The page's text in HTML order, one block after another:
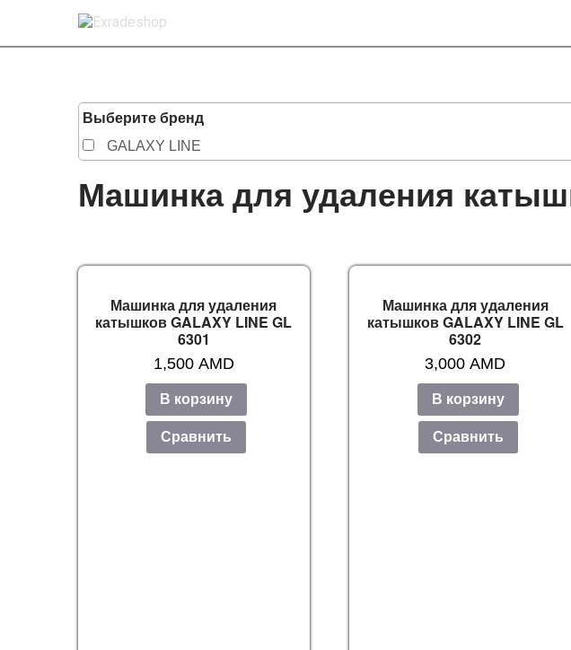
Выберите бренд
GALAXY LINE
Машинка для удаления
Машинка для удаления
катышков GALAXY LINE GL
6301
1,500 AMD
В корзину
Сравнить
Машинка для удаления
катышков GALAXY LINE GL
6302
3,000AMD
В корзину
Сравнить